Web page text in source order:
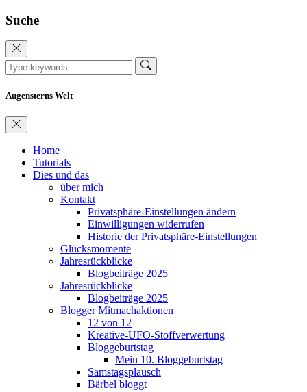
Suche
Augensterns Welt
Home
Tutorials
Dies und das
über mich
Kontakt
Privatsphäre-Einstellungen ändern
Einwilligungen widerrufen
Historie der Privatsphäre-Einstellungen
Glücksmomente
Jahresrückblicke
Blogbeiträge 2025
Jahresrückblicke
Blogbeiträge 2025
Blogger Mitmachaktionen
12 von 12
Kreative-UFO-Stoffverwertung
Bloggeburtstag
Mein 10. Bloggeburtstag
Samstagsplausch
Bärbel bloggt